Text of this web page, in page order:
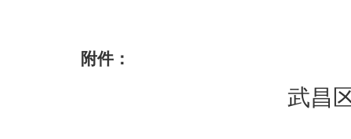
附件：
武昌